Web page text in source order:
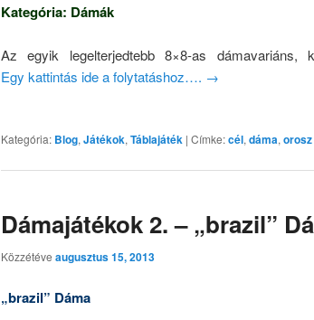
Kategória: Dámák
Az egyik legelterjedtebb 8×8-as dámavariáns,
Egy kattintás ide a folytatáshoz…. →
Kategória: Blog,Játékok,Táblajáték | Címke:cél,dáma,
Dámajátékok 2. – „brazil”
Közzétéve augusztus 15, 2013
„brazil” Dáma